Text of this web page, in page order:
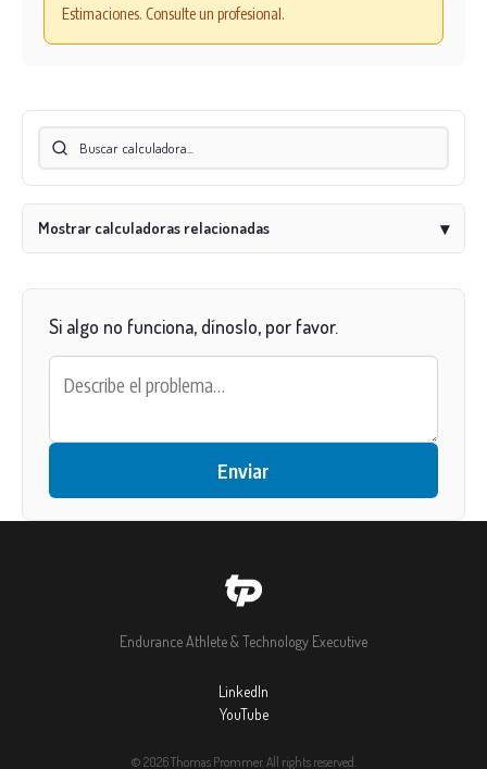
Estimaciones. Consulte un profesional.
Mostrar calculadoras relacionadas ▾
Si algo no funciona, dínoslo, por favor.
Enviar
Endurance Athlete & Technology Executive
LinkedIn
YouTube
© 2026 Thomas Prommer. All rights reserved.